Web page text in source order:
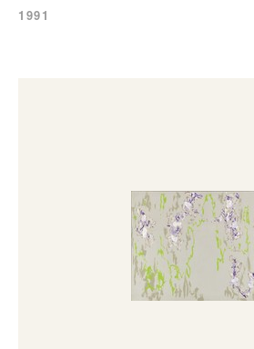
1991